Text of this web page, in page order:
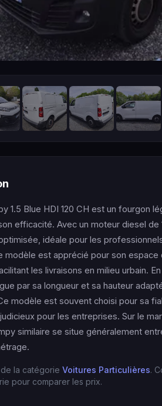
1.5 Blue HDI 120 CH est un fourgon
efficacité. Avec un moteur diesel de
idéale pour les
modèle est apprécié pour son
les livraisons en milieu urbain.
par sa longueur et sa hauteur
modèle est souvent choisi pour sa
pour les entreprises. Sur le
similaire se situe généralement
la catégorie Voitures Particulières.
pour comparer les prix.